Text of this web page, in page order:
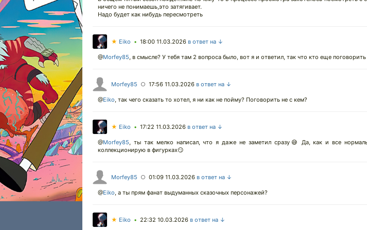
ничего не понимаешь,это затягивает.
Надо будет как нибудь пересмотреть
★ Eiko • 18:00 11.03.2026 в ответ на ↓
@Morfey85, в смысле? У тебя там 2 вопроса было, вот я и ответил, так что кто еще
Morfey85 ○ 17:56 11.03.2026 в ответ на ↓
@Eiko, так чего сказать то хотел, я ни как не пойму? Поговорить не с кем?
★ Eiko • 17:22 11.03.2026 в ответ на ↓
@Morfey85, ты так мелко написал, что я даже не заметил сразу😅 Да, как и все
коллекционирую в фигурках😏
Morfey85 ○ 01:09 11.03.2026 в ответ на ↓
@Eiko, а ты прям фанат выдуманных сказочных персонажей?
★ Eiko • 22:32 10.03.2026 в ответ на ↓